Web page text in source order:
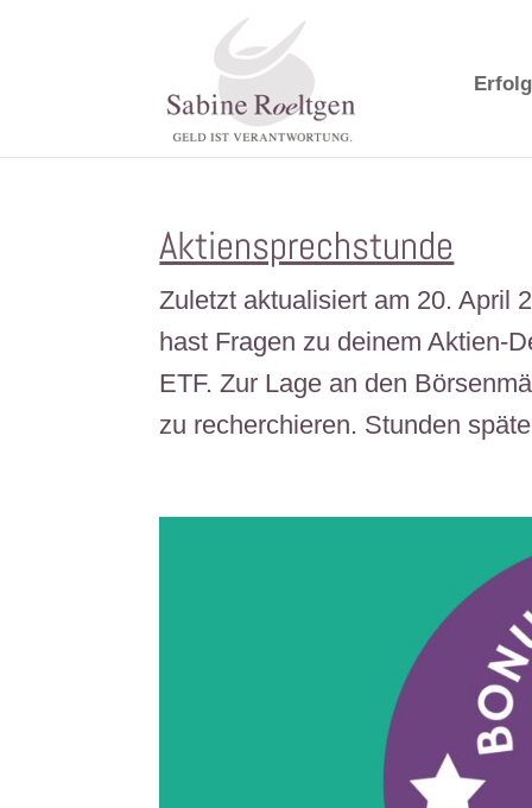
Aktiensprechstunde
Zuletzt aktualisiert am 20. April
hast Fragen zu deinem Aktien-
ETF. Zur Lage an den
zu recherchieren. Stunden